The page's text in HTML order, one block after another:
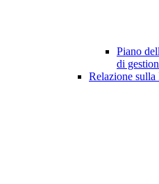
Piano
di
Relazione sulla